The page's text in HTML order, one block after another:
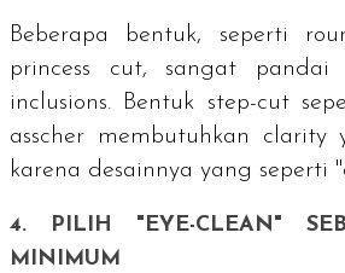
Beberapa bentuk, seperti
princess cut, sangat pandai
inclusions. Bentuk step-cut
asscher membutuhkan clarity
karena desainnya yang seperti
4. PILIH "EYE-CLEAN"
MINIMUM